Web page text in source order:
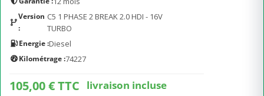
Version
:
C5 1 PHASE 2 BREAK 2.0 HDI - 16V
TURBO
Energie :Diesel
Kilométrage :74227
105,00 € TTC livraison incluse